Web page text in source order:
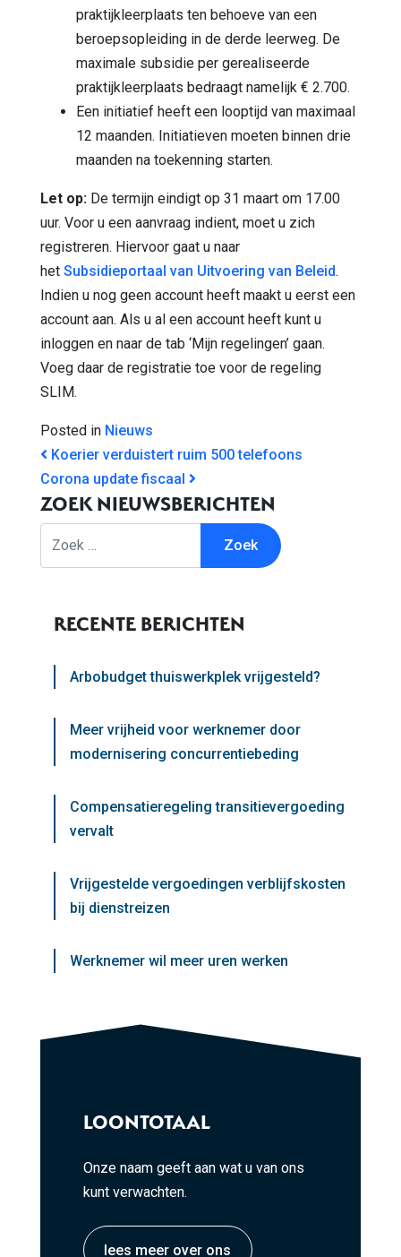
praktijkleerplaats ten behoeve van een
beroepsopleiding in de derde leerweg. De
maximale subsidie per gerealiseerde
praktijkleerplaats bedraagt namelijk € 2.700.
Een initiatief heeft een looptijd van maximaal
12 maanden. Initiatieven moeten binnen drie
maanden na toekenning starten.
Let op: De termijn eindigt op 31 maart om 17.00
uur. Voor u een aanvraag indient, moet u zich
registreren. Hiervoor gaat u naar
het Subsidieportaal van Uitvoering van Beleid.
Indien u nog geen account heeft maakt u eerst een
account aan. Als u al een account heeft kunt u
inloggen en naar de tab ‘Mijn regelingen’ gaan.
Voeg daar de registratie toe voor de regeling
SLIM.
Posted in Nieuws
BERICHT NAVIGATIE
Koerier verduistert ruim 500 telefoons
Corona update fiscaal
ZOEK NIEUWSBERICHTEN
RECENTE BERICHTEN
Arbobudget thuiswerkplek vrijgesteld?
Meer vrijheid voor werknemer door
modernisering concurrentiebeding
Compensatieregeling transitievergoeding
vervalt
Vrijgestelde vergoedingen verblijfskosten
bij dienstreizen
Werknemer wil meer uren werken
LOONTOTAAL
Onze naam geeft aan wat u van ons
kunt verwachten.
lees meer over ons